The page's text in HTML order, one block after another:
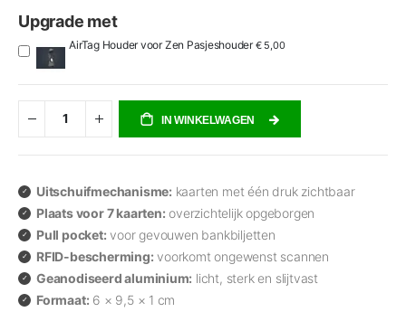
Upgrade met
AirTag Houder voor Zen Pasjeshouder€ 5,00
IN WINKELWAGEN
Uitschuifmechanisme: kaarten met één druk zichtbaar
Plaats voor 7 kaarten: overzichtelijk opgeborgen
Pull pocket: voor gevouwen bankbiljetten
RFID-bescherming: voorkomt ongewenst scannen
Geanodiseerd aluminium: licht, sterk en slijtvast
Formaat: 6 × 9,5 × 1 cm